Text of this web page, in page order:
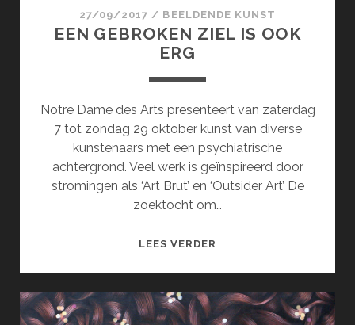
27/09/2017 / BEELDENDE KUNST
EEN GEBROKEN ZIEL IS OOK
ERG
Notre Dame des Arts presenteert van zaterdag
7 tot zondag 29 oktober kunst van diverse
kunstenaars met een psychiatrische
achtergrond. Veel werk is geïnspireerd door
stromingen als ‘Art Brut’ en ‘Outsider Art’ De
zoektocht om…
LEES VERDER
IS
OOK